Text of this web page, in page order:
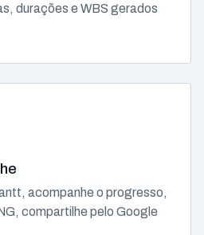
durações e WBS gerados
acompanhe o progresso,
compartilhe pelo Google